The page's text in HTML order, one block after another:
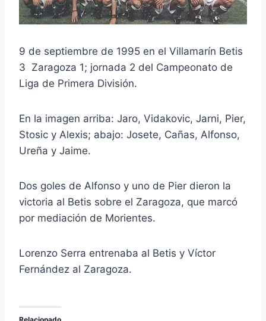
9 de septiembre de 1995 en el Villamarín Betis
3 Zaragoza 1; jornada 2 del Campeonato de
Liga de Primera División.
En la imagen arriba: Jaro, Vidakovic, Jarni, Pier,
Stosic y Alexis; abajo: Josete, Cañas, Alfonso,
Ureña y Jaime.
Dos goles de Alfonso y uno de Pier dieron la
victoria al Betis sobre el Zaragoza, que marcó
por mediación de Morientes.
Lorenzo Serra entrenaba al Betis y Víctor
Fernández al Zaragoza.